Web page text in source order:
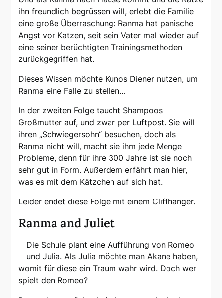
ihn freundlich begrüssen will, erlebt die Familie
eine große Überraschung: Ranma hat panische
Angst vor Katzen, seit sein Vater mal wieder auf
eine seiner berüchtigten Trainingsmethoden
zurückgegriffen hat.
Dieses Wissen möchte Kunos Diener nutzen, um
Ranma eine Falle zu stellen…
In der zweiten Folge taucht Shampoos
Großmutter auf, und zwar per Luftpost. Sie will
ihren „Schwiegersohn“ besuchen, doch als
Ranma nicht will, macht sie ihm jede Menge
Probleme, denn für ihre 300 Jahre ist sie noch
sehr gut in Form. Außerdem erfährt man hier,
was es mit dem Kätzchen auf sich hat.
Leider endet diese Folge mit einem Cliffhanger.
Ranma and Juliet
Die Schule plant eine Aufführung von Romeo
und Julia. Als Julia möchte man Akane haben,
womit für diese ein Traum wahr wird. Doch wer
spielt den Romeo?